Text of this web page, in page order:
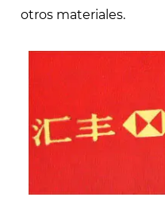
otros materiales.